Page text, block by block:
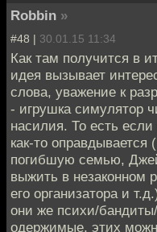
Robbin »
#48 | 30.01.15 11:34
Как там получится в
идея вызывает
слова, уважение к
- игрушка симулятор
насилия. То есть если
как-то оправдывается
погибшую семью,
выжить в незаконном
его организатора и
они же психи/
одержимые, этих